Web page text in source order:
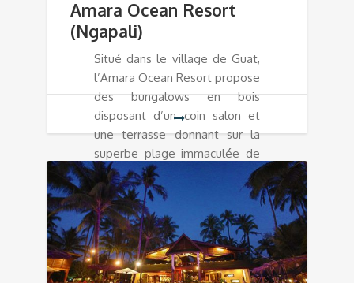
Amara Ocean Resort
(Ngapali)
Situé dans le village de Guat,
l’Amara Ocean Resort propose
des bungalows en bois
disposant d’un coin salon et
une terrasse donnant sur la
superbe plage immaculée de
Ngapali.